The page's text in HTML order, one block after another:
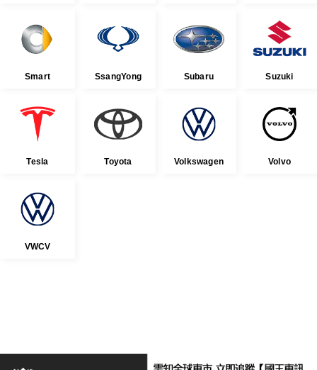
Smart SsangYong Subaru Suzuki
Tesla Toyota Volkswagen Volvo
VWCV